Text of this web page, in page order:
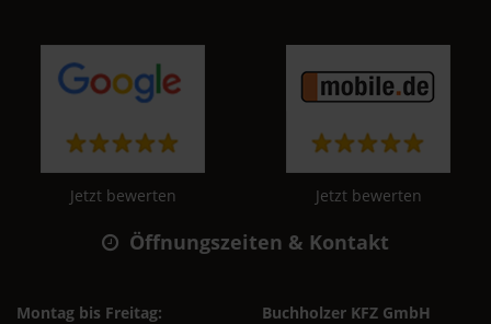
Jetzt bewerten Jetzt bewerten
Öffnungszeiten & Kontakt
Montag bis Freitag:
Buchholzer KFZ GmbH